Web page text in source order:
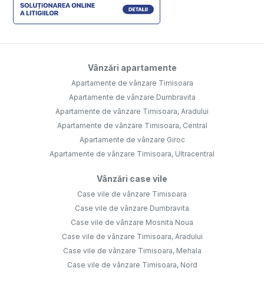
Vânzări apartamente
Apartamente de vânzare Timisoara
Apartamente de vânzare Dumbravita
Apartamente de vânzare Timisoara, Aradului
Apartamente de vânzare Timisoara, Central
Apartamente de vânzare Giroc
Apartamente de vânzare Timisoara, Ultracentral
Vânzări case vile
Case vile de vânzare Timisoara
Case vile de vânzare Dumbravita
Case vile de vânzare Mosnita Noua
Case vile de vânzare Timisoara, Aradului
Case vile de vânzare Timisoara, Mehala
Case vile de vânzare Timisoara, Nord